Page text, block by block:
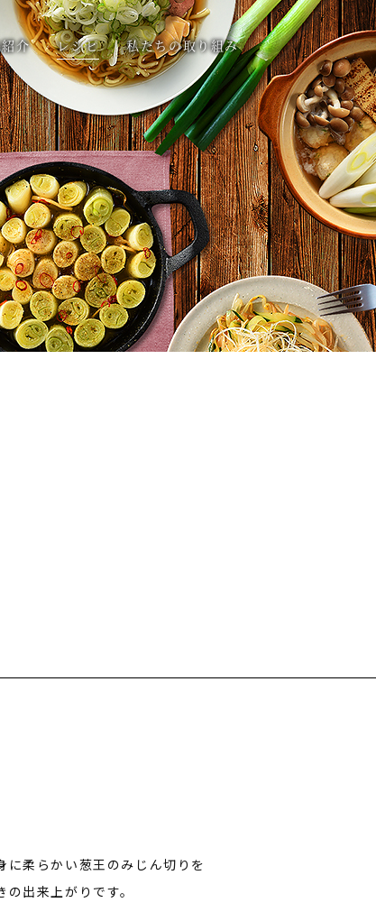
介 レシピ 私たちの取り組み
に柔らかい葱王のみじん切りを
出来上がりです。